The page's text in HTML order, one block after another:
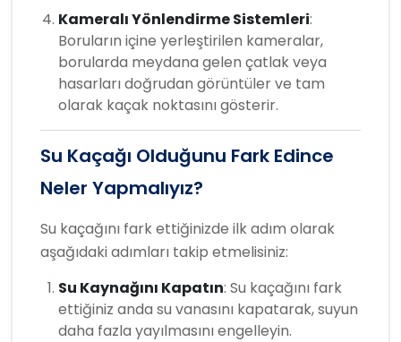
Kameralı Yönlendirme Sistemleri:
Boruların içine yerleştirilen kameralar,
borularda meydana gelen çatlak veya
hasarları doğrudan görüntüler ve tam
olarak kaçak noktasını gösterir.
Su Kaçağı Olduğunu Fark Edince
Neler Yapmalıyız?
Su kaçağını fark ettiğinizde ilk adım olarak
aşağıdaki adımları takip etmelisiniz:
Su Kaynağını Kapatın: Su kaçağını fark
ettiğiniz anda su vanasını kapatarak, suyun
daha fazla yayılmasını engelleyin.